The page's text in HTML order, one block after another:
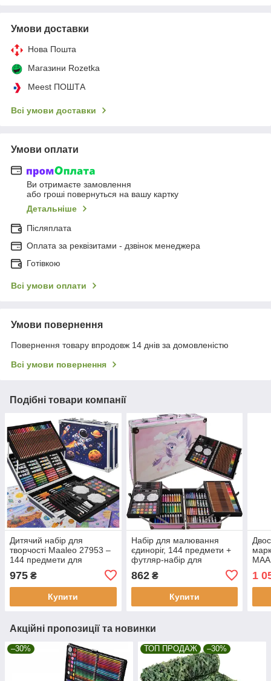
Умови доставки
Нова Пошта
Магазини Rozetka
Meest ПОШТА
Всі умови доставки
Умови оплати
Ви отримаєте замовлення
або гроші повернуться на вашу картку
Детальніше
Післяплата
Оплата за реквізитами - дзвінок менеджера
Готівкою
Всі умови оплати
Умови повернення
Повернення товару впродовж 14 днів за домовленістю
Всі умови повернення
Подібні товари компанії
Дитячий набір для
творчості Maaleo 27953 –
144 предмети для
975 ₴
Купити
Набір для малювання
єдиноріг, 144 предмети +
футляр-набір для
живопису та малювання
862₴
Купити
1
Акційні пропозиції та новинки
–30% ТОП ПРОДАЖ –30%